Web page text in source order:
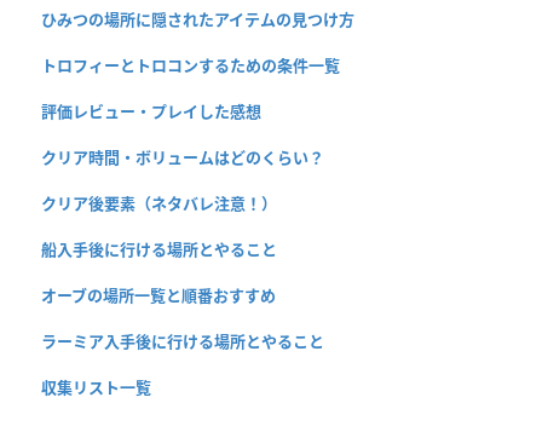
ひみつの場所に隠されたアイテムの見つけ方
トロフィーとトロコンするための条件一覧
評価レビュー・プレイした感想
クリア時間・ボリュームはどのくらい？
クリア後要素（ネタバレ注意！）
船入手後に行ける場所とやること
オーブの場所一覧と順番おすすめ
ラーミア入手後に行ける場所とやること
収集リスト一覧